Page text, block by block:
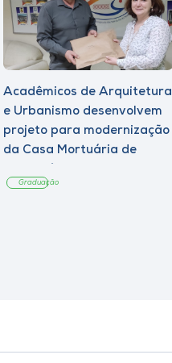
Acadêmicos de Arquitetura
e Urbanismo desenvolvem
projeto para modernização
da Casa Mortuária de
Graduação